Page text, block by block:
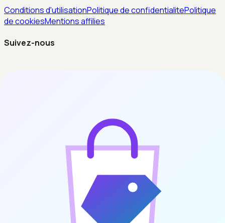
Conditions d'utilisationPolitique de confidentialitePolitique
de cookiesMentions affilies
Suivez-nous